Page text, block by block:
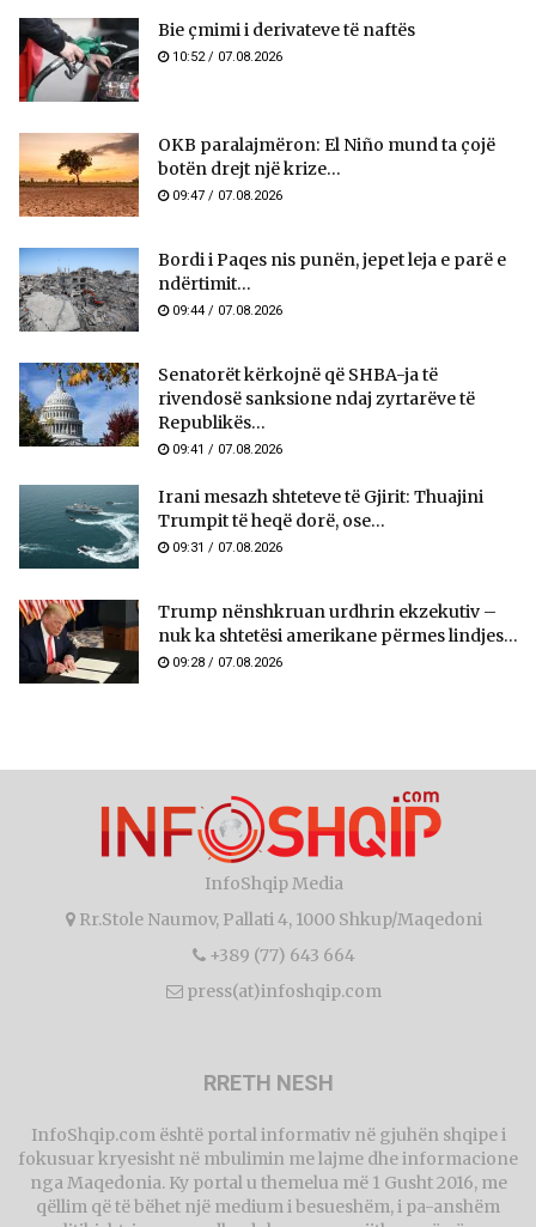
Bie çmimi i derivateve të naftës
10:52 / 07.08.2026
OKB paralajmëron: El Niño mund ta çojë
botën drejt një krize...
09:47 / 07.08.2026
Bordi i Paqes nis punën, jepet leja e parë e
ndërtimit...
09:44 / 07.08.2026
Senatorët kërkojnë që SHBA-ja të
rivendosë sanksione ndaj zyrtarëve të
Republikës...
09:41 / 07.08.2026
Irani mesazh shteteve të Gjirit: Thuajini
Trumpit të heqë dorë, ose...
09:31 / 07.08.2026
Trump nënshkruan urdhrin ekzekutiv –
nuk ka shtetësi amerikane përmes lindjes...
09:28 / 07.08.2026
InfoShqip Media
Rr.Stole Naumov, Pallati 4, 1000 Shkup/Maqedoni
+389 (77) 643 664
press(at)infoshqip.com
RRETH NESH
InfoShqip.com është portal informativ në gjuhën shqipe i
fokusuar kryesisht në mbulimin me lajme dhe informacione
nga Maqedonia. Ky portal u themelua më 1 Gusht 2016, me
qëllim që të bëhet një medium i besueshëm, i pa-anshëm